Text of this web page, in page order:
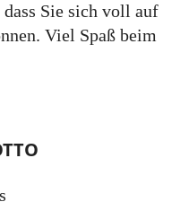
Sie sich voll auf
Viel Spaß beim